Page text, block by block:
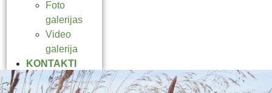
Foto
galerijas
Video
galerija
KONTAKTI